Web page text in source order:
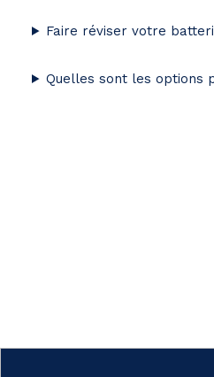
Faire réviser votre
Quelles sont les options